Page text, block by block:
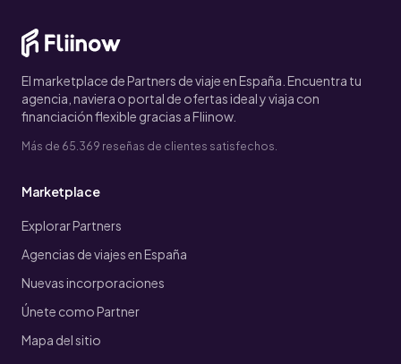
El marketplace de Partners de viaje en España. Encuentra tu
agencia, naviera o portal de ofertas ideal y viaja con
financiación flexible gracias a Fliinow.
Más de 65.369 reseñas de clientes satisfechos.
Marketplace
Explorar Partners
Agencias de viajes en España
Nuevas incorporaciones
Únete como Partner
Mapa del sitio